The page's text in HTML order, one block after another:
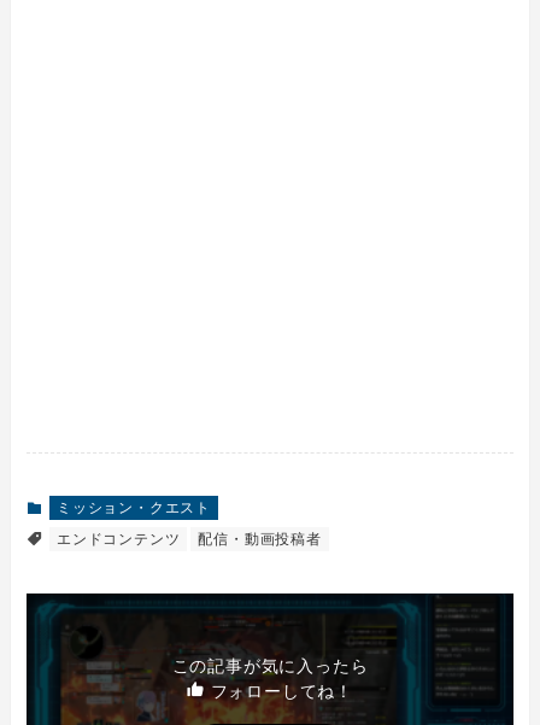
ミッション・クエスト
エンドコンテンツ
配信・動画投稿者
この記事が気に入ったら
フォローしてね！